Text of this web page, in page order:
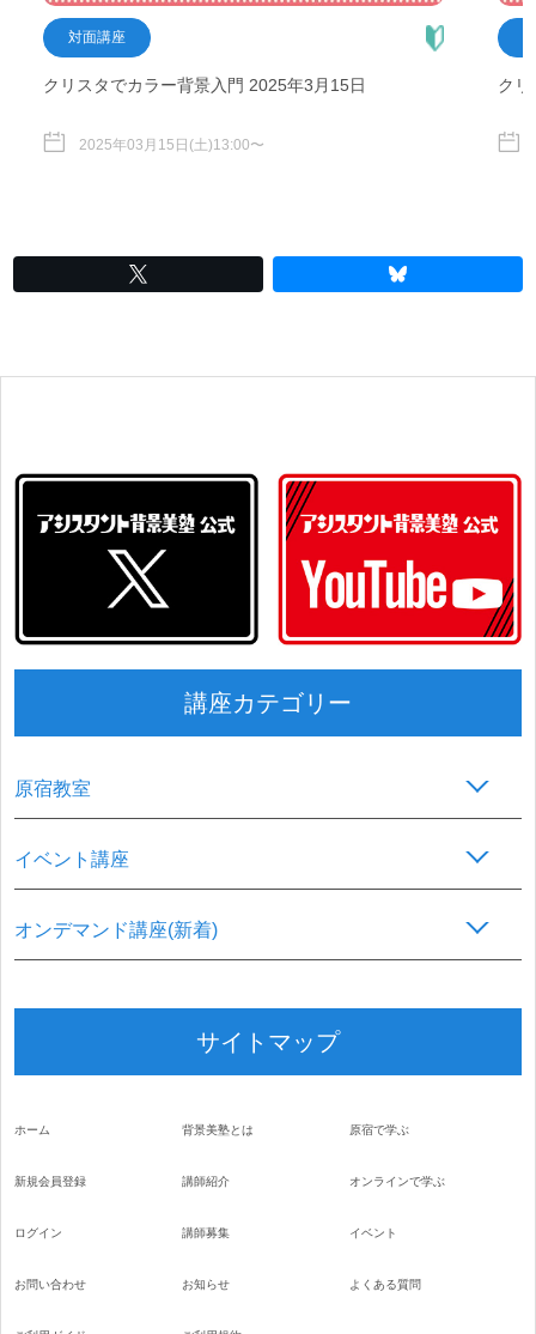
対面講座
クリスタでカラー背景入門 2025年3月15日
2025年03月15日(土)13:00〜
クリ
講座カテゴリー
原宿教室
イベント講座
オンデマンド講座(新着)
サイトマップ
ホーム
新規会員登録
ログイン
お問い合わせ
背景美塾とは
講師紹介
講師募集
お知らせ
原宿で学ぶ
オンラインで学ぶ
イベント
よくある質問